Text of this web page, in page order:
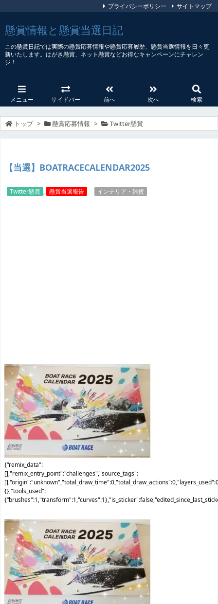
懸賞情報と懸賞当選日記
この懸賞日記では実際の懸賞応募情報や懸賞応募履歴、懸賞当選情報を日々更
新いたします。はがき懸賞、ネット懸賞などお得なキャンペーンにチャレン
ジ！
メニュー サイドバー 前へ 次へ 検索
プライバシーポリシー サイトマップ
トップ > 懸賞応募情報 > Twitter懸賞
【当選】BOATRACECALENDAR2025
Twitter懸賞 , 懸賞当選報告 インテリア・雑貨
{“remix_data":
[],"remix_entry_point":"challenges","source_tags":
{},"tools_used":